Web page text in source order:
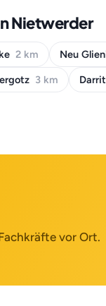
Nietwerder
2 km Neu
3 km
vor Ort.